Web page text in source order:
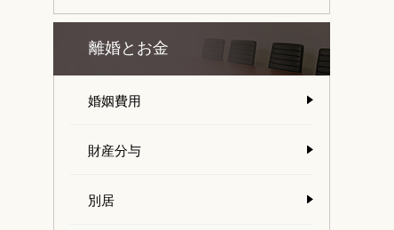
離婚とお金
婚姻費用
財産分与
別居